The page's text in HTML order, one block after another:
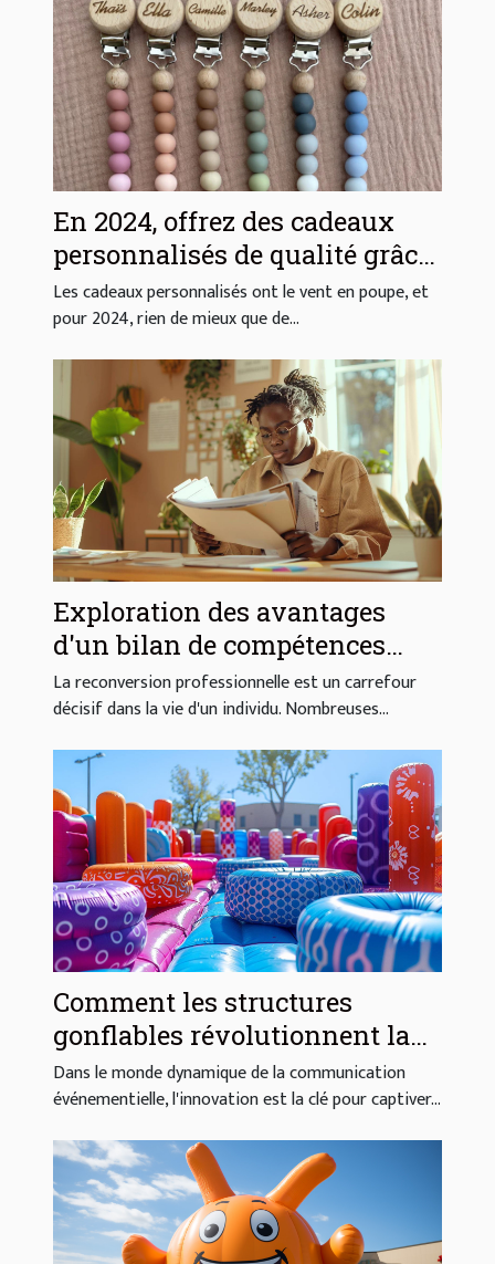
En 2024, offrez des cadeaux
personnalisés de qualité grâce
à Little Boudoir !
Les cadeaux personnalisés ont le vent en poupe, et
pour 2024, rien de mieux que de...
Exploration des avantages
d'un bilan de compétences
pour la reconversion
professionnelle
La reconversion professionnelle est un carrefour
décisif dans la vie d'un individu. Nombreuses...
Comment les structures
gonflables révolutionnent la
communication
événementielle
Dans le monde dynamique de la communication
événementielle, l'innovation est la clé pour captiver...